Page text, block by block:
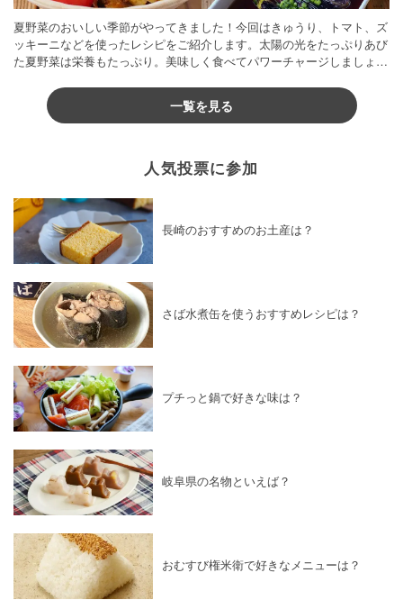
夏野菜のおいしい季節がやってきました！今回はきゅうり、トマト、ズ
ッキーニなどを使ったレシピをご紹介します。太陽の光をたっぷりあび
た夏野菜は栄養もたっぷり。美味しく食べてパワーチャージしましょう
一覧を見る
人気投票に参加
長崎のおすすめのお土産は？
さば水煮缶を使うおすすめレシピは？
プチっと鍋で好きな味は？
岐阜県の名物といえば？
おむすび権米衛で好きなメニューは？